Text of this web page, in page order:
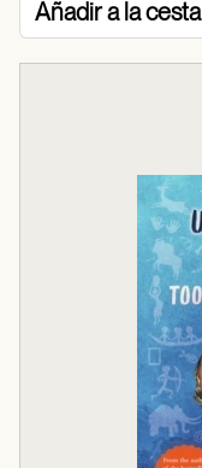
Añadir a la cesta